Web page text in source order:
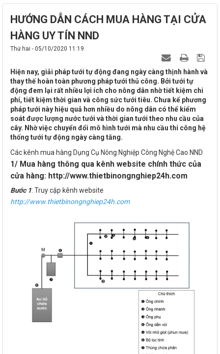
HƯỚNG DẪN CÁCH MUA HÀNG TẠI CỬA
HÀNG UY TÍN NND
Thứ hai - 05/10/2020 11:19
Hiện nay, giải pháp tưới tự động đang ngày càng thịnh hành và
thay thế hoàn toàn phương pháp tưới thủ công. Bởi tưới tự
động đem lại rất nhiều lợi ích cho nông dân nhờ tiết kiệm chi
phí, tiết kiệm thời gian và công sức tưới tiêu. Chưa kể phương
pháp tưới này hiệu quả hơn nhiều do nông dân có thể kiểm
soát được lượng nước tưới và thời gian tưới theo nhu cầu của
cây. Nhờ việc chuyển đổi mô hình tưới mà nhu cầu thi công hệ
thống tưới tự động ngày càng tăng.
Các kênh mua hàng Dụng Cụ Nông Nghiệp Công Nghệ Cao NND
1/ Mua hàng thông qua kênh website chính thức của
cửa hàng: http://www.thietbinongnghiep24h.com
Bước 1: Truy cập kênh website
http://www.thietbinongnghiep24h.com